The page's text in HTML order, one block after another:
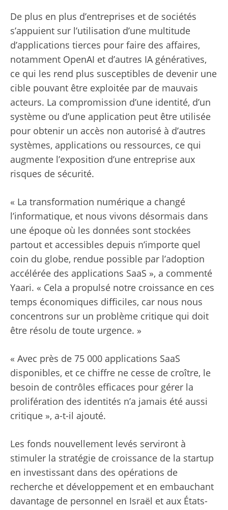
De plus en plus d’entreprises et de sociétés
s’appuient sur l’utilisation d’une multitude
d’applications tierces pour faire des affaires,
notamment OpenAI et d’autres IA génératives,
ce qui les rend plus susceptibles de devenir une
cible pouvant être exploitée par de mauvais
acteurs. La compromission d’une identité, d’un
système ou d’une application peut être utilisée
pour obtenir un accès non autorisé à d’autres
systèmes, applications ou ressources, ce qui
augmente l’exposition d’une entreprise aux
risques de sécurité.
« La transformation numérique a changé
l’informatique, et nous vivons désormais dans
une époque où les données sont stockées
partout et accessibles depuis n’importe quel
coin du globe, rendue possible par l’adoption
accélérée des applications SaaS », a commenté
Yaari. « Cela a propulsé notre croissance en ces
temps économiques difficiles, car nous nous
concentrons sur un problème critique qui doit
être résolu de toute urgence. »
« Avec près de 75 000 applications SaaS
disponibles, et ce chiffre ne cesse de croître, le
besoin de contrôles efficaces pour gérer la
prolifération des identités n’a jamais été aussi
critique », a-t-il ajouté.
Les fonds nouvellement levés serviront à
stimuler la stratégie de croissance de la startup
en investissant dans des opérations de
recherche et développement et en embauchant
davantage de personnel en Israël et aux États-